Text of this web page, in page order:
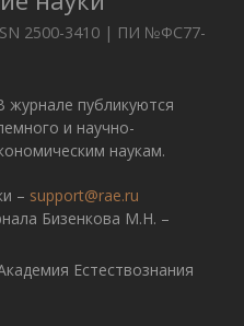
2500-3410 | ПИ №ФС77-
журнале публикуются
и научно-
наукам.
– support@rae.ru
Бизенкова М.Н. –
Естествознания